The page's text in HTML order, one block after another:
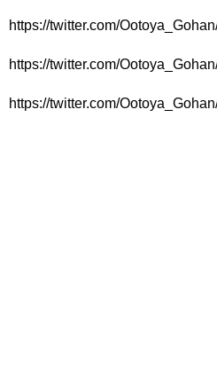
https://twitter.com/
https://twitter.com/
https://twitter.com/